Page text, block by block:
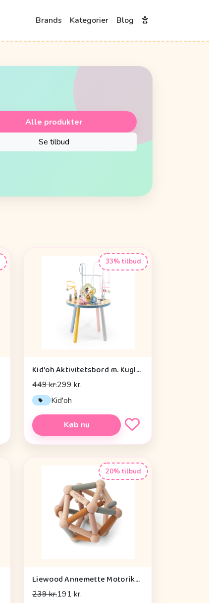
Brands Kategorier Blog
Alle produkter
Se tilbud
33% tilbud
Kid'oh Aktivitetsbord m. Kuglespiraler
449 kr.299 kr.
Kid'oh
Køb nu
20% tilbud
Liewood Annemette Motorikbold - Mustard Multi Mix
239 kr.191 kr.